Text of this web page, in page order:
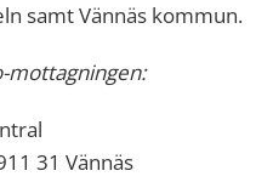
samt Vännäs kommun.
mottagningen:
31 Vännäs